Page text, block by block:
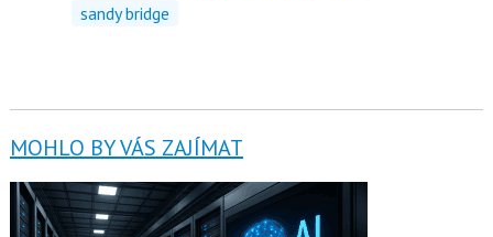
sandy bridge
MOHLO BY VÁS ZAJÍMAT